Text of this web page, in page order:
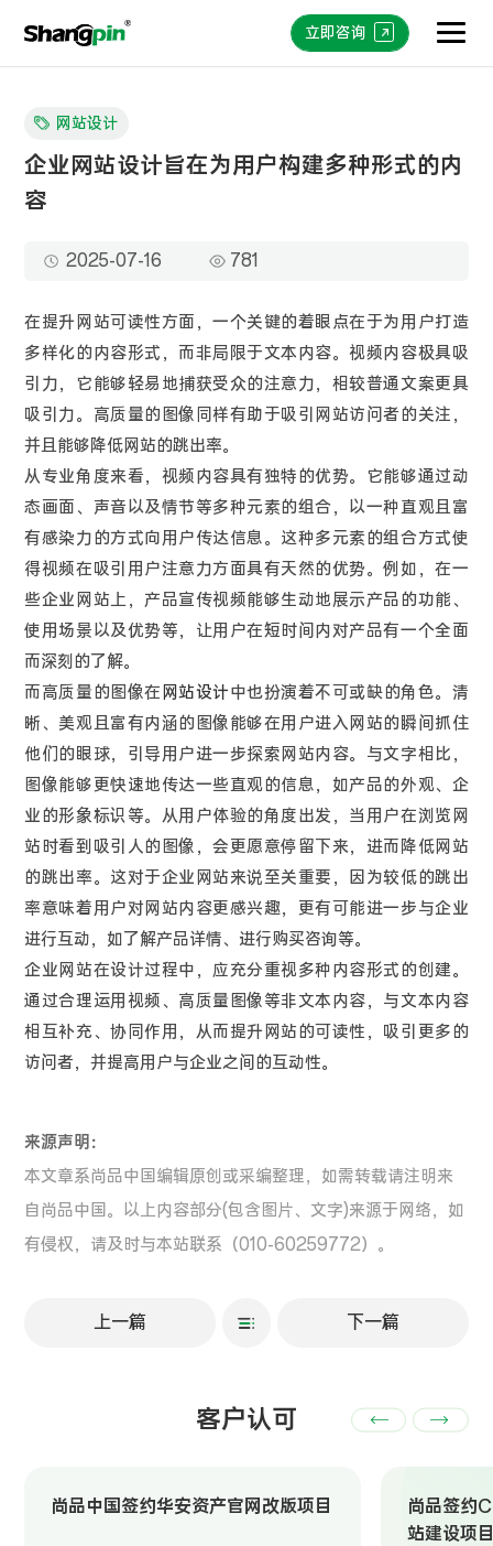
立即咨询
网站设计
企业网站设计旨在为用户构建多种形式的内
容
2025-07-16 781
在提升网站可读性方面，一个关键的着眼点在于为用户打造
多样化的内容形式，而非局限于文本内容。视频内容极具吸
引力，它能够轻易地捕获受众的注意力，相较普通文案更具
吸引力。高质量的图像同样有助于吸引网站访问者的关注，
并且能够降低网站的跳出率。
从专业角度来看，视频内容具有独特的优势。它能够通过动
态画面、声音以及情节等多种元素的组合，以一种直观且富
有感染力的方式向用户传达信息。这种多元素的组合方式使
得视频在吸引用户注意力方面具有天然的优势。例如，在一
些企业网站上，产品宣传视频能够生动地展示产品的功能、
使用场景以及优势等，让用户在短时间内对产品有一个全面
而深刻的了解。
而高质量的图像在 网站设计中也扮演着不可或缺的角色。清
晰、美观且富有内涵的图像能够在用户进入网站的瞬间抓住
他们的眼球，引导用户进一步探索网站内容。与文字相比，
图像能够更快速地传达一些直观的信息，如产品的外观、企
业的形象标识等。从用户体验的角度出发，当用户在浏览网
站时看到吸引人的图像，会更愿意停留下来，进而降低网站
的跳出率。这对于企业网站来说至关重要，因为较低的跳出
率意味着用户对网站内容更感兴趣，更有可能进一步与企业
进行互动，如了解产品详情、进行购买咨询等。
企业网站在设计过程中，应充分重视多种内容形式的创建。
通过合理运用视频、高质量图像等非文本内容，与文本内容
相互补充、协同作用，从而提升网站的可读性，吸引更多的
访问者，并提高用户与企业之间的互动性。
来源声明：
本文章系尚品中国编辑原创或采编整理，如需转载请注明来
自尚品中国。以上内容部分(包含图片、文字)来源于网络，如
有侵权，请及时与本站联系（010-60259772）。
上一篇 下一篇
客户认可
尚品中国签约华安资产官网改版项目
尚品签约
站建设项